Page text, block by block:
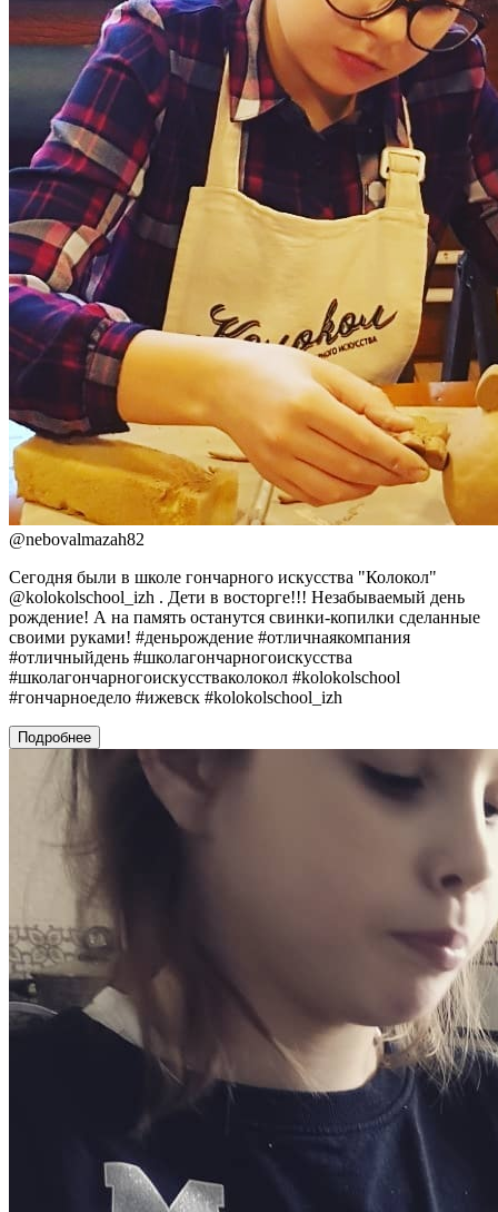
@nebovalmazah82
Сегодня были в школе гончарного искусства "Колокол"
@kolokolschool_izh . Дети в восторге!!! Незабываемый день
рождение! А на память останутся свинки-копилки сделанные
своими руками! #деньрождение #отличнаякомпания
#отличныйдень #школагончарногоискусства
#школагончарногоискусстваколокол #kolokolschool
#гончарноедело #ижевск #kolokolschool_izh
Подробнее